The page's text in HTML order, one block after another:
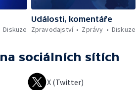
Diskuze
Události, komentáře
Zpravodajství
Zprávy Diskuze
na sociálních sítích
X (Twitter)